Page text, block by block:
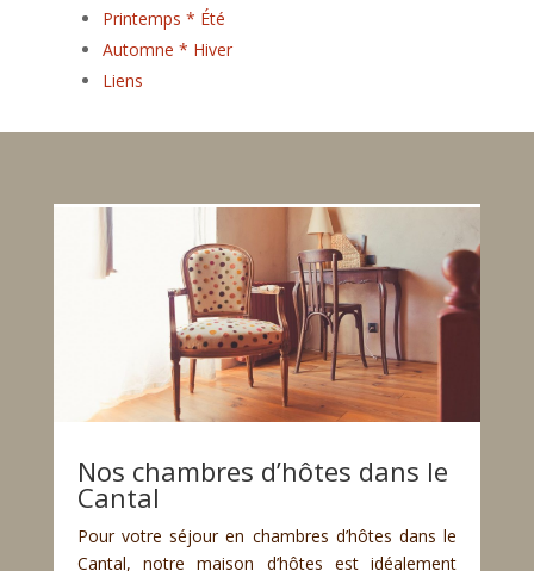
Printemps * Été
Automne * Hiver
Liens
Nos chambres d’hôtes dans le
Cantal
Pour votre séjour en chambres d’hôtes dans le
Cantal, notre maison d’hôtes est idéalement